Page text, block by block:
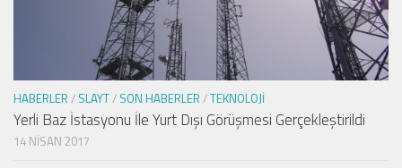
HABERLER / SLAYT/ SON HABERLER /TEKNOLOJI
Yerli Baz İstasyonu İle Yurt Dışı Görüşmesi Gerçekleştirildi
14 NISAN 2017